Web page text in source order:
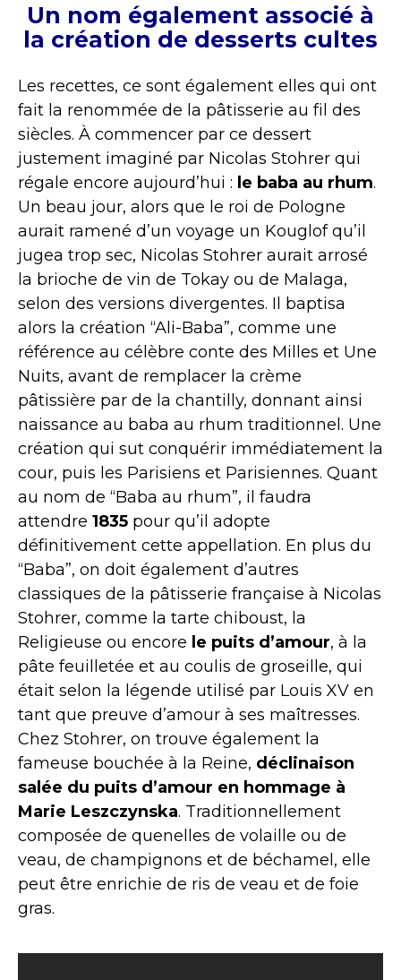
Un nom également associé à
la création de desserts cultes
Les recettes, ce sont également elles qui ont
fait la renommée de la pâtisserie au fil des
siècles. À commencer par ce dessert
justement imaginé par Nicolas Stohrer qui
régale encore aujourd’hui : le baba au rhum.
Un beau jour, alors que le roi de Pologne
aurait ramené d’un voyage un Kouglof qu’il
jugea trop sec, Nicolas Stohrer aurait arrosé
la brioche de vin de Tokay ou de Malaga,
selon des versions divergentes. Il baptisa
alors la création “Ali-Baba”, comme une
référence au célèbre conte des Milles et Une
Nuits, avant de remplacer la crème
pâtissière par de la chantilly, donnant ainsi
naissance au baba au rhum traditionnel. Une
création qui sut conquérir immédiatement la
cour, puis les Parisiens et Parisiennes. Quant
au nom de “Baba au rhum”, il faudra
attendre 1835 pour qu’il adopte
définitivement cette appellation. En plus du
“Baba”, on doit également d’autres
classiques de la pâtisserie française à Nicolas
Stohrer, comme la tarte chiboust, la
Religieuse ou encore le puits d’amour, à la
pâte feuilletée et au coulis de groseille, qui
était selon la légende utilisé par Louis XV en
tant que preuve d’amour à ses maîtresses.
Chez Stohrer, on trouve également la
fameuse bouchée à la Reine, déclinaison
salée du puits d’amour en hommage à
Marie Leszczynska. Traditionnellement
composée de quenelles de volaille ou de
veau, de champignons et de béchamel, elle
peut être enrichie de ris de veau et de foie
gras.